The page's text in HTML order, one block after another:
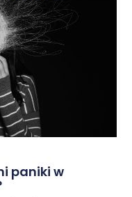
paniki w